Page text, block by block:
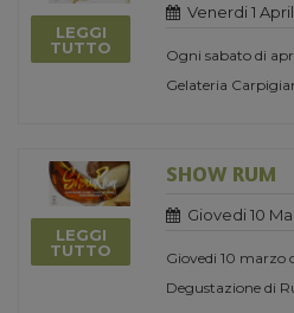
LEGGI
TUTTO
Venerdi 1
Ogni sabato di
Gelateria
LEGGI
TUTTO
SHOW RUM
Giovedi 10
Giovedi 10 marzo
Degustazione di